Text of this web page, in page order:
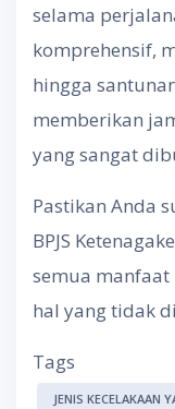
selama
komprehensif,
hingga
memberikan
yang sangat
Pastikan Anda
BPJS
semua
hal yang tidak
Tags
JENIS KECELAKAAN